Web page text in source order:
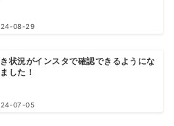
08-29
状況がインスタで確認できるようにな
した！
07-05